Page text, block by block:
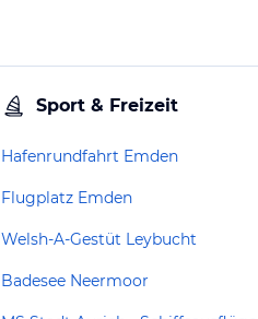
Sport & Freizeit
Hafenrundfahrt Emden
Flugplatz Emden
Welsh-A-Gestüt Leybucht
Badesee Neermoor